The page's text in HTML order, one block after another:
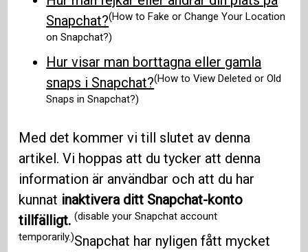
Snapchat?(How to Fake or Change Your Location
on Snapchat?)
Hur visar man borttagna eller gamla
snaps i Snapchat?(How to View Deleted or Old
Snaps in Snapchat?)
Med det kommer vi till slutet av denna
artikel. Vi hoppas att du tycker att denna
information är användbar och att du har
kunnat inaktivera ditt Snapchat-konto
tillfälligt.(disable your Snapchat account
temporarily.)Snapchat har nyligen fått mycket